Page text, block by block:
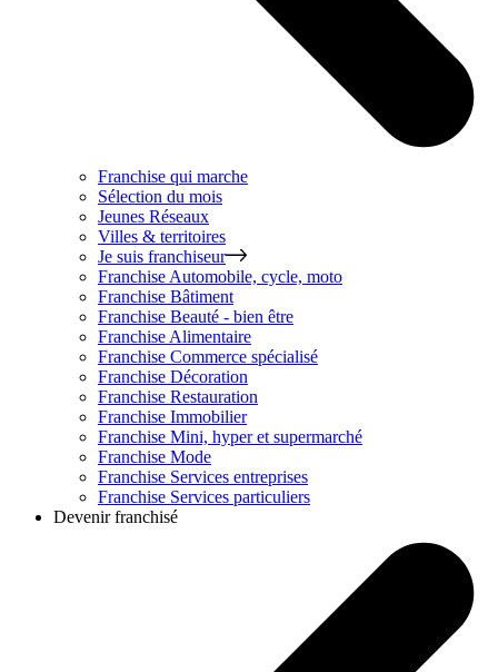
Franchise qui marche
Sélection du mois
Jeunes Réseaux
Villes & territoires
Je suis franchiseur
Franchise Automobile, cycle, moto
Franchise Bâtiment
Franchise Beauté - bien être
Franchise Alimentaire
Franchise Commerce spécialisé
Franchise Décoration
Franchise Restauration
Franchise Immobilier
Franchise Mini, hyper et supermarché
Franchise Mode
Franchise Services entreprises
Franchise Services particuliers
Devenir franchisé